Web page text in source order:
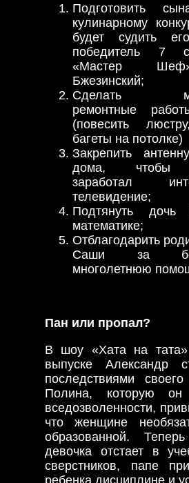
Подготовить
кулинарному
будет судить
победитель 7
«Мастер
Бжезинский;
Сделать
ремонтные
(повесить
багеты на потолке)
Закрепить
дома, чтобы
заработал
телевидение;
Подтянуть
математике;
Отблагодарить
Саши за
многолетнюю
Пан или пропал?
В шоу «Хата на
выпуске Александр
последствиями своего
Полина, которую
вседозволенности,
что женщине
образованной.
девочка отстает в
сверстников, папе
ребенка дисциплине и